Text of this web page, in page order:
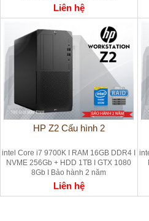
Liên hệ
HP Z2 Cấu hình 2
intel Core i7 9700K I RAM 16GB DDR4 I
NVME 256Gb + HDD 1TB I GTX 1080
8Gb I Bảo hành 2 năm
Liên hệ